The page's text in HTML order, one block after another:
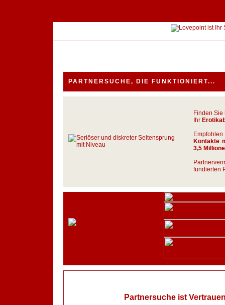
PARTNERSUCHE, DIE FUNKTIONIERT...
Finden
Ihr
Kontakte
3,5
fundierten
Partnersuche ist